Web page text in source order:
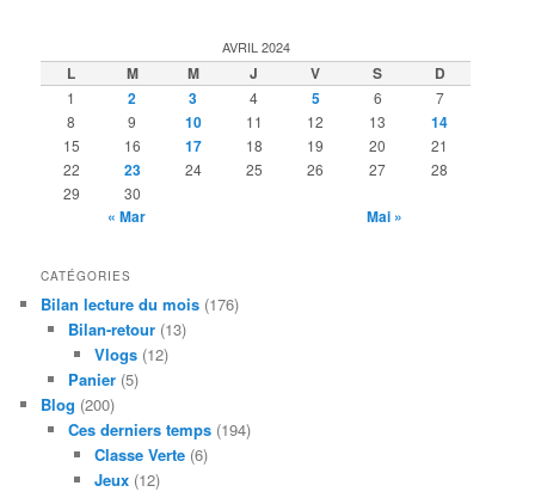
AVRIL 2024
L M M J V S D
1 2 3 4 5 6
7
8
9 10 11 12 13 14
15 16 17 18 19 20
21
22
23 24 25 26 27
28
29
30
« Mar Mai »
CATÉGORIES
Bilan lecture du mois (176)
Bilan-retour(13)
Vlogs (12)
Panier(5)
Blog (200)
Ces derniers temps(194)
Classe Verte (6)
Jeux (12)